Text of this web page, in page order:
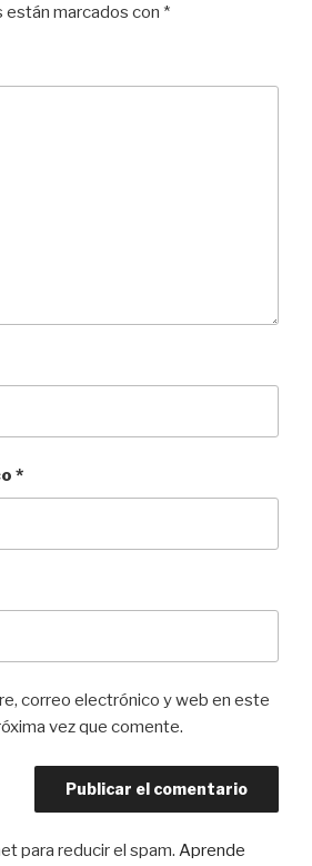
marcados con *
*
correo electrónico y web en este
vez que comente.
para reducir el spam. Aprende